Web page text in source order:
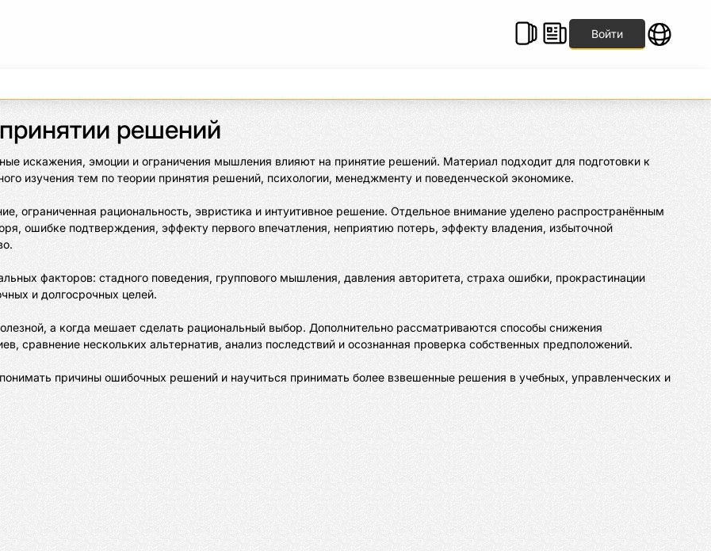
Войти
решений
искажения, эмоции и ограничения мышления влияют на принятие решений. Материал подходит для подготовки к
изучения тем по теории принятия решений, психологии, менеджменту и поведенческой экономике.
ограниченная рациональность, эвристика и интуитивное решение. Отдельное внимание уделено распространённым
ошибке подтверждения, эффекту первого впечатления, неприятию потерь, эффекту владения, избыточной
факторов: стадного поведения, группового мышления, давления авторитета, страха ошибки, прокрастинации
и долгосрочных целей.
а когда мешает сделать рациональный выбор. Дополнительно рассматриваются способы снижения
сравнение нескольких альтернатив, анализ последствий и осознанная проверка собственных предположений.
причины ошибочных решений и научиться принимать более взвешенные решения в учебных, управленческих и